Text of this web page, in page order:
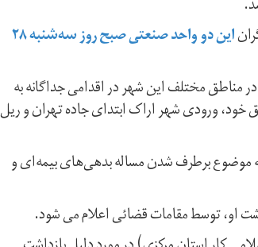
این دو واحد صنعتی صبح روز سه‌شنبه ۲۸
مناطق مختلف این شهر در اقدامی جداگانه به
ورودی شهر اراک ابتدای جاده تهران و ریل
موضوع برطرف شدن مساله بدهی‌های بیمه‌ای و
او، توسط مقامات قضائی اعلام می شود.